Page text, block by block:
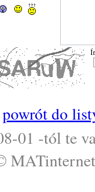
powrót do
01 -tól te
MATinternet